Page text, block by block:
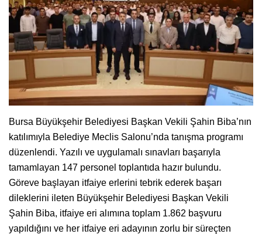
Bursa Büyükşehir Belediyesi Başkan Vekili Şahin Biba’nın
katılımıyla Belediye Meclis Salonu’nda tanışma programı
düzenlendi. Yazılı ve uygulamalı sınavları başarıyla
tamamlayan 147 personel toplantıda hazır bulundu.
Göreve başlayan itfaiye erlerini tebrik ederek başarı
dileklerini ileten Büyükşehir Belediyesi Başkan Vekili
Şahin Biba, itfaiye eri alımına toplam 1.862 başvuru
yapıldığını ve her itfaiye eri adayının zorlu bir süreçten